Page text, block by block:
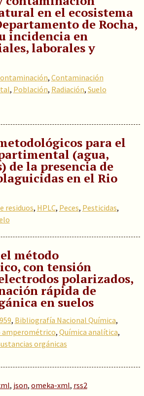
en el ecosistema
de Rocha,
incidencia en
laborales y
, Contaminación
, Población, Radiación, Suelo
para el
(agua,
de la presencia de
en el Rio
residuos, HPLC, Peces, Pesticidas,
método
con tensión
polarizados,
rápida de
en suelos
, Bibliografía Nacional Química,
amperométrico, Química analítica,
orgánicas
, json, omeka-xml, rss2